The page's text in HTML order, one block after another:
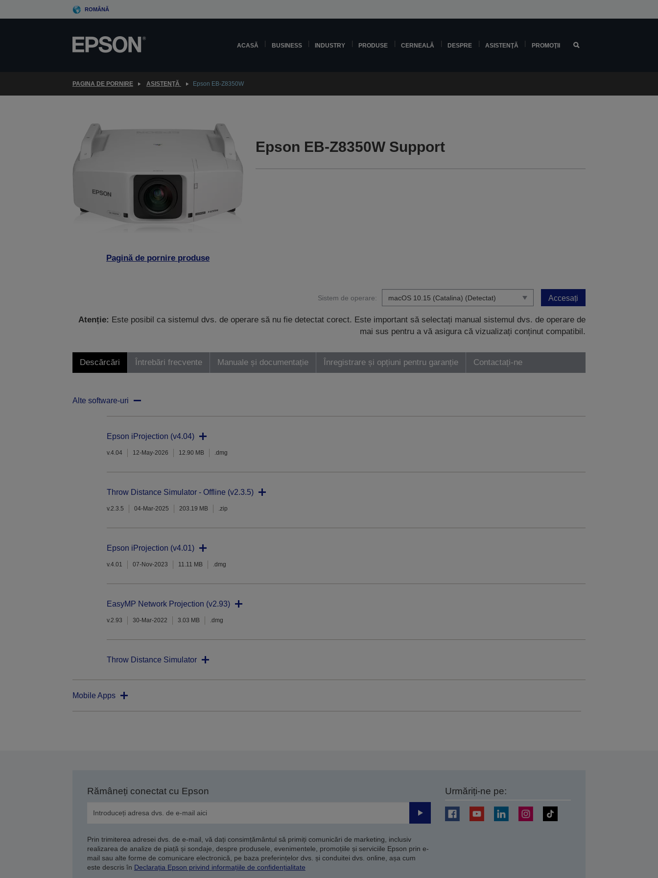
to
ROMÂNĂ
ACASĂ BUSINESS INDUSTRY PRODUSE CERNEALĂ DESPRE ASISTENŢĂ PROMOŢII
PAGINA DE PORNIRE ASISTENŢĂ Epson EB-Z8350W
Pagină de pornire produse
Epson EB-Z8350W Support
Sistem de operare: Accesați
Atenție: Este posibil ca sistemul dvs. de operare să nu fie detectat corect. Este important să selectați manual sistemul dvs. de operare de
mai sus pentru a vă asigura că vizualizați conținut compatibil.
Descărcări Întrebări frecvente Manuale și documentație Înregistrare și opțiuni pentru garanție Contactați-ne
Alte software-uri
Epson iProjection (v4.04)
v.4.04 12-May-2026 12.90 MB .dmg
Throw Distance Simulator - Offline (v2.3.5)
v.2.3.5 04-Mar-2025 203.19 MB .zip
Epson iProjection (v4.01)
v.4.01 07-Nov-2023 11.11 MB .dmg
EasyMP Network Projection (v2.93)
v.2.93 30-Mar-2022 3.03 MB .dmg
Throw Distance Simulator
Mobile Apps
Rămâneți conectat cu Epson
Trimiteți
Prin trimiterea adresei dvs. de e-mail, vă dați consimțământul să primiți comunicări de marketing, inclusiv
realizarea de analize de piață și sondaje, despre produsele, evenimentele, promoțiile și serviciile Epson prin e-
mail sau alte forme de comunicare electronică, pe baza preferințelor dvs. și conduitei dvs. online, așa cum
este descris în Declarația Epson privind informațiile de confidențialitate
Urmăriți-ne pe: